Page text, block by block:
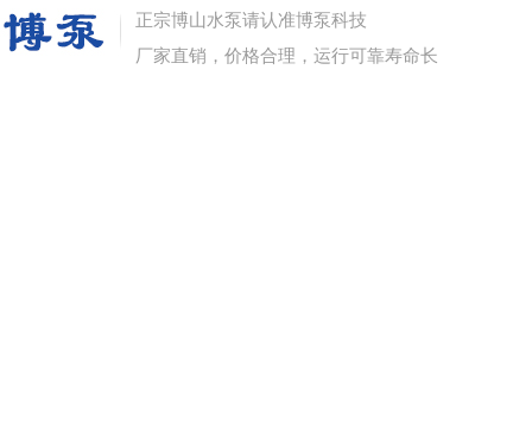
正宗博山水泵请认准博泵科技
厂家直销，价格合理，运行可靠寿命长